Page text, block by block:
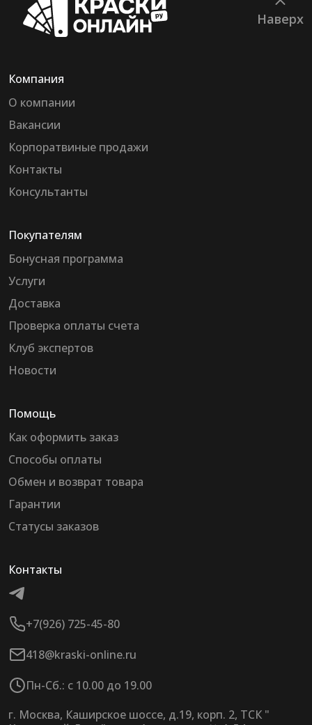
Наверх
Компания
О компании
Вакансии
Корпоратвиные продажи
Контакты
Консультанты
Покупателям
Бонусная программа
Услуги
Доставка
Проверка оплаты счета
Клуб экспертов
Новости
Помощь
Как оформить заказ
Способы оплаты
Обмен и возврат товара
Гарантии
Статусы заказов
Контакты
+7(926) 725-45-80
418@kraski-online.ru
Пн-Сб.: с 10.00 до 19.00
г. Москва, Каширское шоссе, д.19, корп. 2, ТСК "